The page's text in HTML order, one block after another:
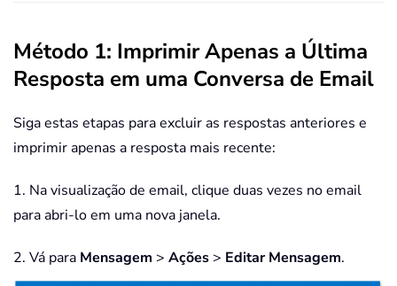
Método 1: Imprimir Apenas a Última
Resposta em uma Conversa de Email
Siga estas etapas para excluir as respostas anteriores e
imprimir apenas a resposta mais recente:
1. Na visualização de email, clique duas vezes no email
para abri-lo em uma nova janela.
2. Vá para Mensagem > Ações > Editar Mensagem.